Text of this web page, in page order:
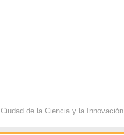
Ciudad de la Ciencia y la Innovación